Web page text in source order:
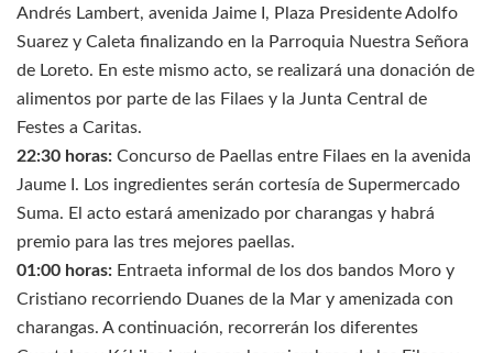
Andrés Lambert, avenida Jaime I, Plaza Presidente Adolfo
Suarez y Caleta finalizando en la Parroquia Nuestra Señora
de Loreto. En este mismo acto, se realizará una donación de
alimentos por parte de las Filaes y la Junta Central de
Festes a Caritas.
22:30 horas: Concurso de Paellas entre Filaes en la avenida
Jaume I. Los ingredientes serán cortesía de Supermercado
Suma. El acto estará amenizado por charangas y habrá
premio para las tres mejores paellas.
01:00 horas: Entraeta informal de los dos bandos Moro y
Cristiano recorriendo Duanes de la Mar y amenizada con
charangas. A continuación, recorrerán los diferentes